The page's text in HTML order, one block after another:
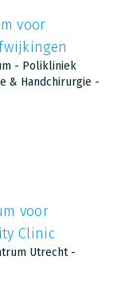
voor
- Polikliniek
& Handchirurgie -
voor
Clinic
Utrecht -